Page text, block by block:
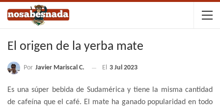
El origen de la yerba mate
Por Javier Mariscal C. El 3 Jul 2023
Es una súper bebida de Sudamérica y tiene la misma cantidad
de cafeína que el café. El mate ha ganado popularidad en todo